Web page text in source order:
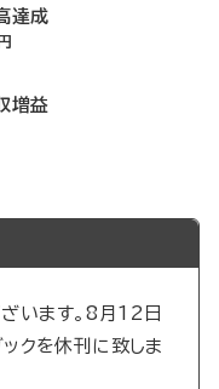
達成
増益
います。8月12日
ックを休刊に致しま